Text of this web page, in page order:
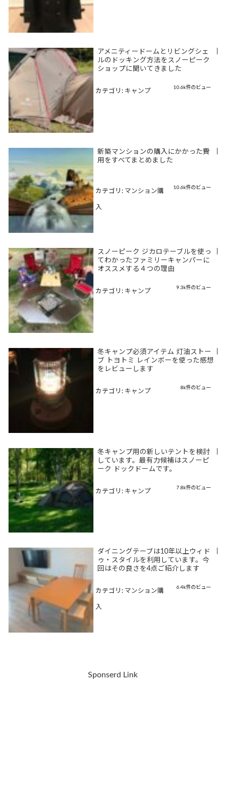
アメニティードームとリビングシェ
ルのドッキング方法をスノーピーク
ショップに聞いてきました
10.6k件のビュー
カテゴリ: キャンプ
新築マンションの購入にかかった費
用をすべてまとめました
10.6k件のビュー
カテゴリ: マンション購
入
スノーピーク ジカロテーブルを使っ
てわかったファミリーキャンパーに
オススメする４つの理由
9.3k件のビュー
カテゴリ: キャンプ
冬キャンプ必須アイテム 灯油ストー
ブ トヨトミ レインボーを使った感想
をレビューします
8k件のビュー
カテゴリ: キャンプ
冬キャンプ用の新しいテントを検討
しています。最有力候補はスノーピ
ーク ドックドームです。
7.8k件のビュー
カテゴリ: キャンプ
ダイニングテーブは10年以上ウィド
ゥ・スタイルを利用しています。今
回はその良さを4点ご紹介します
6.4k件のビュー
カテゴリ: マンション購
入
Sponserd Link